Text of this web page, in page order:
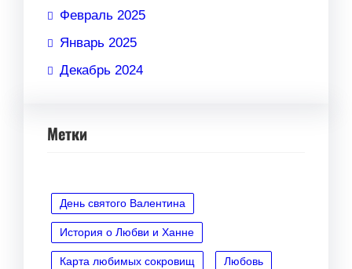
Февраль 2025
Январь 2025
Декабрь 2024
Метки
День святого Валентина
История о Любви и Ханне
Карта любимых сокровищ Любовь